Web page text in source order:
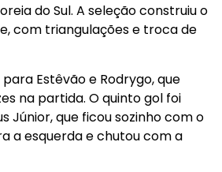
do Sul. A seleção construiu o
com triangulações e troca de
Estêvão e Rodrygo, que
na partida. O quinto gol foi
Júnior, que ficou sozinho com o
a esquerda e chutou com a